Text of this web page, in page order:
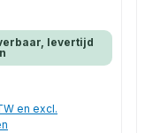
levertijd
en excl.